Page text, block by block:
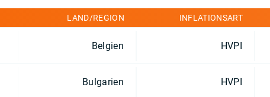
LAND/REGION INFLATIONSART
Belgien HVPI
Bulgarien HVPI